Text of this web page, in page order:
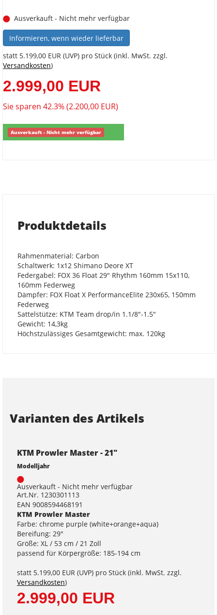
Ausverkauft - Nicht mehr verfügbar
Informieren, wenn wieder lieferbar
statt 5.199,00 EUR (UVP) pro Stück (inkl. MwSt. zzgl.
Versandkosten)
2.999,00 EUR
Sie sparen 42.3% (2.200,00 EUR)
Ausverkauft - Nicht mehr verfügbar
Produktdetails
Rahmenmaterial: Carbon
Schaltwerk: 1x12 Shimano Deore XT
Federgabel: FOX 36 Float 29" Rhythm 160mm 15x110,
160mm Federweg
Dämpfer: FOX Float X PerformanceElite 230x65, 150mm
Federweg
Sattelstütze: KTM Team drop/in 1.1/8"-1.5"
Gewicht: 14,3kg
Höchstzulässiges Gesamtgewicht: max. 120kg
Varianten des Artikels
KTM Prowler Master - 21"
Modelljahr
Ausverkauft - Nicht mehr verfügbar
Art.Nr. 1230301113
EAN 9008594468191
KTM Prowler Master
Farbe: chrome purple (white+orange+aqua)
Bereifung: 29"
Größe: XL / 53 cm / 21 Zoll
passend für Körpergröße: 185-194 cm
statt 5.199,00 EUR (UVP) pro Stück (inkl. MwSt. zzgl.
Versandkosten)
2.999,00 EUR